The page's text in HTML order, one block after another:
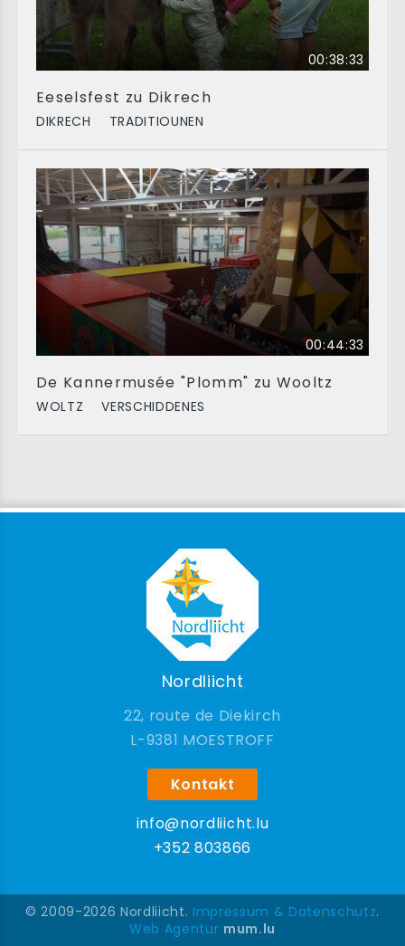
00:38:33
Eeselsfest zu Dikrech
DIKRECH TRADITIOUNEN
00:44:33
De Kannermusée "Plomm" zu Wooltz
WOLTZ VERSCHIDDENES
Nordliicht
22, route de Diekirch
9381 MOESTROFF
Kontakt
info@nordliicht.lu
+352 803866
© 2009-2026 Nordliicht. Impressum & Datenschutz.
Web Agentur mum.lu